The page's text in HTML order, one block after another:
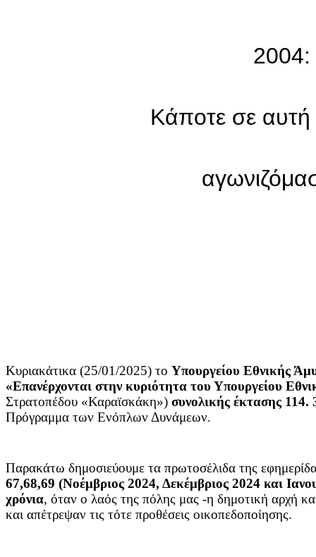
2004:
Κάποτε σε
Κυριακάτικα (25/01/2025) το Υπουργείου Εθνικής
«Επανέρχονται στην κυριότητα του Υπουργείου
Στρατοπέδου «Καραϊσκάκη») συνολικής έκτασης
Πρόγραμμα των Ενόπλων Δυνάμεων.
Παρακάτω δημοσιεύουμε τα πρωτοσέλιδα της
67,68,69 (Νοέμβριος 2024, Δεκέμβριος 2024 και
χρόνια, όταν ο λαός της πόλης μας -η δημοτική αρχή
και απέτρεψαν τις τότε προθέσεις οικοπεδοποίησης.